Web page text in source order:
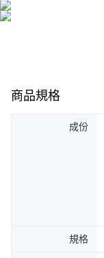
商品規格
成份
規格